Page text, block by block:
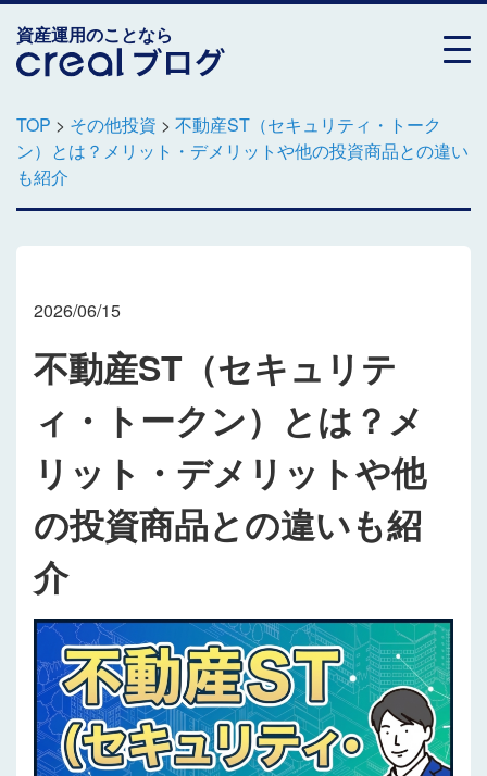
資産運用のことなら
TOP > その他投資 > 不動産ST（セキュリティ・トーク
ン）とは？メリット・デメリットや他の投資商品との違い
も紹介
2026/06/15
不動産ST（セキュリテ
ィ・トークン）とは？メ
リット・デメリットや他
の投資商品との違いも紹
介